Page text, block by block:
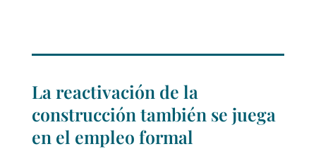
La reactivación de la
construcción también se juega
en el empleo formal